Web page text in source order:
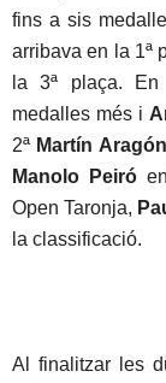
fins a sis
arribava en la 1ª
la 3ª plaça. En
medalles més i
2ª Martín Aragón
Manolo Peiró
Open Taronja,
la classificació.
Al finalitzar les